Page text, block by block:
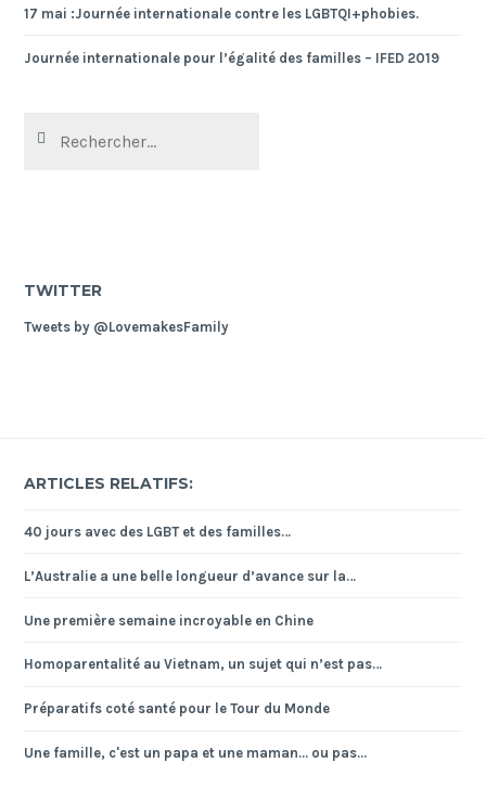
17 mai :Journée internationale contre les LGBTQI+phobies.
Journée internationale pour l’égalité des familles – IFED 2019
TWITTER
Tweets by @LovemakesFamily
ARTICLES RELATIFS:
40 jours avec des LGBT et des familles…
L’Australie a une belle longueur d’avance sur la…
Une première semaine incroyable en Chine
Homoparentalité au Vietnam, un sujet qui n’est pas…
Préparatifs coté santé pour le Tour du Monde
Une famille, c'est un papa et une maman... ou pas...